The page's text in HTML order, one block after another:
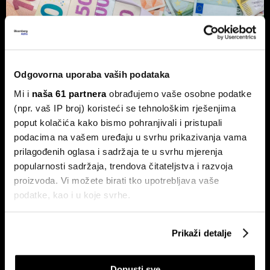
Odgovorna uporaba vaših podataka
Mi i naša 61 partneraobrađujemo vaše osobne podatke
(npr. vaš IP broj) koristeći se tehnološkim rješenjima
poput kolačića kako bismo pohranjivali i pristupali
podacima na vašem uređaju u svrhu prikazivanja vama
prilagođenih oglasa i sadržaja te u svrhu mjerenja
popularnosti sadržaja, trendova čitateljstva i razvoja
proizvoda. Vi možete birati tko upotrebljava vaše
podatke, kao i u koje svrhe.
Prikupljati podatke o vašoj geografskoj lokaciji,
koji mogu biti precizni do radijusa od nekoliko metara
Prikaži detalje
Vlasnik Magazinske kleti izdaje
obveznice - centraliziranom
kuhinjom do trostrukog rasta marže
obveznice vrijedne 1,5 milijuna eura, više od milijun eura
ulažu u sustav centralizirane pripreme hrane.
Evo kako BOX NOW želi
Hrvatskoj